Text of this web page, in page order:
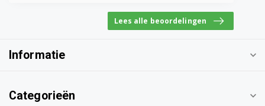
BCO261B 0132551015
Lees alle beoordelingen
Informatie
Categorieën